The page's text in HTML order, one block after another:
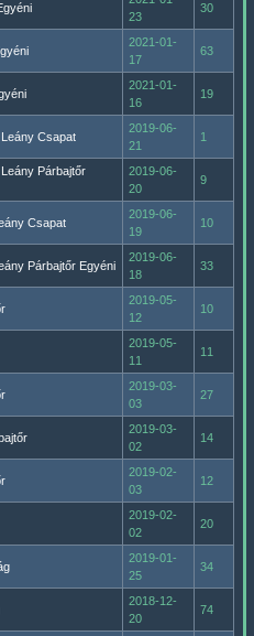
23
30
2021-01-
17
63
2021-01-
16
19
Csapat
2019-06-
21
1
Párbajtőr
2019-06-
20
9
Csapat
2019-06-
19
10
Párbajtőr Egyéni
2019-06-
18
33
2019-05-
12
10
2019-05-
11
11
2019-03-
03
27
2019-03-
02
14
2019-02-
03
12
2019-02-
02
20
2019-01-
25
34
2018-12-
20
74